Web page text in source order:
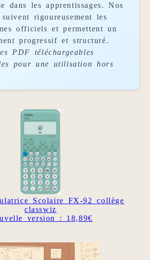
dans les apprentissages. Nos
rigoureusement les
officiels et permettent un
progressif et structuré.
PDF téléchargeables
pour une utilisation hors
Scolaire FX-92 collège
classwiz
version : 18,89€